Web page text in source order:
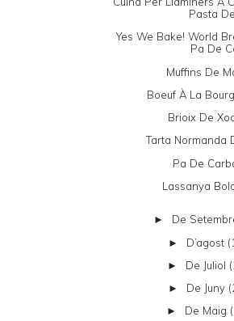
Pasta De
Yes We Bake! World
Pa De
Muffins De
Boeuf À La
Brioix De
Tarta Normanda
Pa De
Lassanya
► De
► D’agost
► De Juliol
► De Juny
► De Maig